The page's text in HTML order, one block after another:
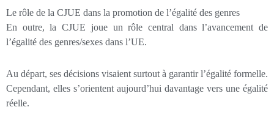
Le rôle de la CJUE dans la promotion de l’égalité des genres
En outre, la CJUE joue un rôle central dans l’avancement de
l’égalité des genres/sexes dans l’UE.
Au départ, ses décisions visaient surtout à garantir l’égalité formelle.
Cependant, elles s’orientent aujourd’hui davantage vers une égalité
réelle.